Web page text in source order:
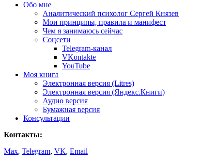
Обо мне
Аналитический психолог Сергей Князев
Мои принципы, правила и манифест
Чем я занимаюсь сейчас
Соцсети
Telegram-канал
VKontakte
YouTube
Моя книга
Электронная версия (Litres)
Электронная версия (Яндекс.Книги)
Аудио версия
Бумажная версия
Консультации
Контакты:
Max, Telegram, VK, Email